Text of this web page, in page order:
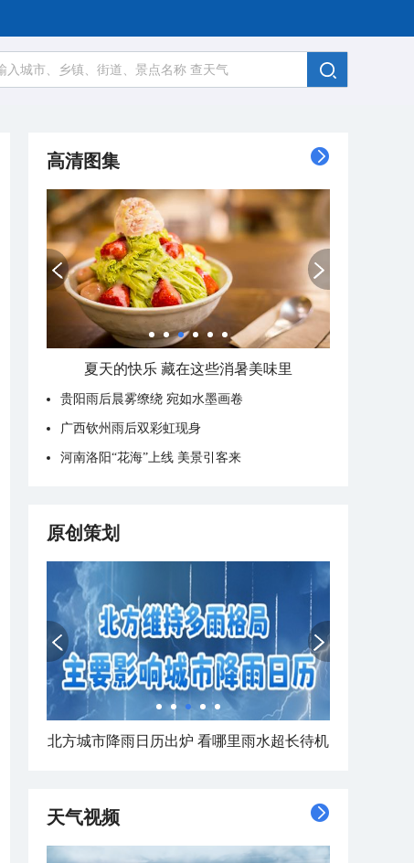
高清图集
夏天的快乐 藏在这些消暑美味里
贵阳雨后晨雾缭绕 宛如水墨画卷
广西钦州雨后双彩虹现身
河南洛阳“花海”上线 美景引客来
原创策划
北方城市降雨日历出炉 看哪里雨水超长待机
天气视频